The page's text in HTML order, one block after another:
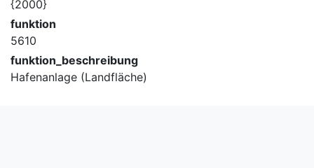
{2000}
funktion
5610
funktion_beschreibung
Hafenanlage (Landfläche)